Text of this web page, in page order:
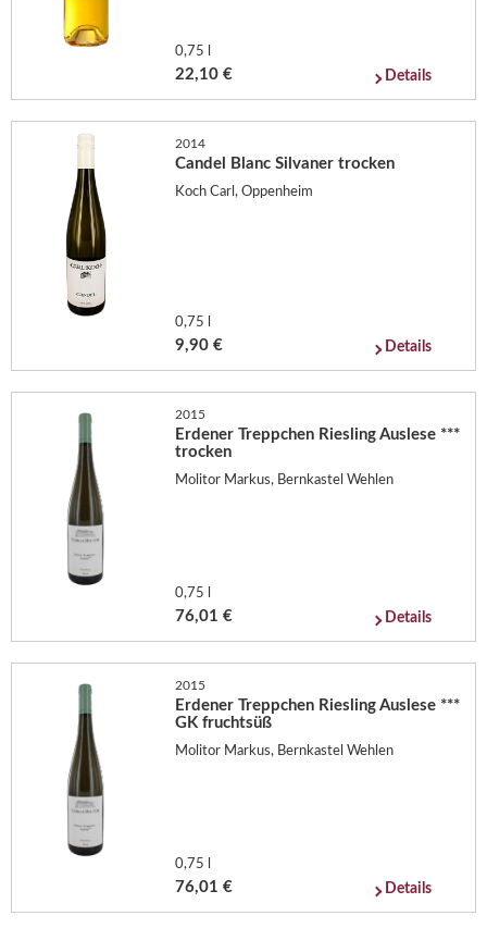
0,75 l
22,10 € Details
2014
Candel Blanc Silvaner trocken
Koch Carl, Oppenheim
0,75 l
9,90 € Details
2015
Erdener Treppchen Riesling Auslese ***
trocken
Molitor Markus, Bernkastel Wehlen
0,75 l
76,01 € Details
2015
Erdener Treppchen Riesling Auslese ***
GK fruchtsüß
Molitor Markus, Bernkastel Wehlen
0,75 l
76,01 € Details